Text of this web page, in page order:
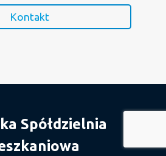
Kontakt
Spółdzielnia